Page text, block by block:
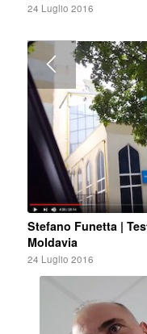
24 Luglio 2016
Stefano Funetta |
Moldavia
24 Luglio 2016